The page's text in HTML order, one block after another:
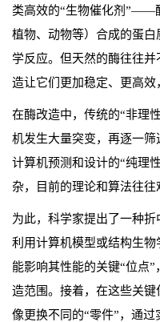
类高效的“生物催化剂”——
植物、动物等）合成的蛋
学反应。但天然的酶往往
造让它们更加稳定、更高效
在酶改造中，传统的“非理
机发生大量突变，再逐一
计算机预测和设计的“纯理
杂，目前的理论和算法往往
为此，科学家提出了一种
利用计算机模型或结构生
能影响其性能的关键“位点
造范围。接着，在这些关
像更换不同的“零件”，通